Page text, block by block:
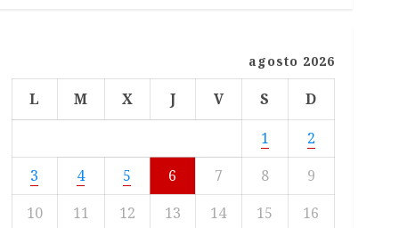
agosto 2026
L M X J V S
D
1
2
3
4 5 6 7 8
9
10
11 12 13 14 15
16